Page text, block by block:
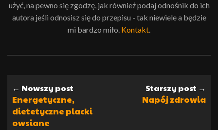
użyć, na pewno się zgodzę, jak również podaj odnośnik do ich
autora jeśli odnosisz się do przepisu - tak niewiele a będzie
mi bardzo miło. Kontakt
← Nowszy post
Energetyczne,
dietetyczne placki
owsiane
Starszy post →
Napój zdrowia